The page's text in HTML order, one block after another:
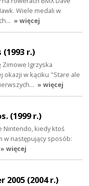
Wiele medali w
» więcej
r.)
Igrzyska
okazji w kąciku "Stare ale
» więcej
(1999 r.)
Nintendo, kiedy ktoś
w następujący sposób:
» więcej
2005 (2004 r.)